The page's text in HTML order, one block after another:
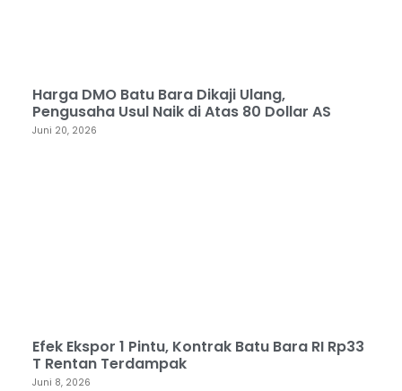
Harga DMO Batu Bara Dikaji Ulang,
Pengusaha Usul Naik di Atas 80 Dollar AS
Juni 20, 2026
Efek Ekspor 1 Pintu, Kontrak Batu Bara RI Rp33
T Rentan Terdampak
Juni 8, 2026